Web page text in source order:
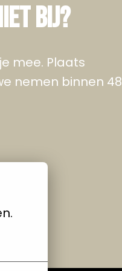
BIJ?
mee. Plaats
nemen binnen 48